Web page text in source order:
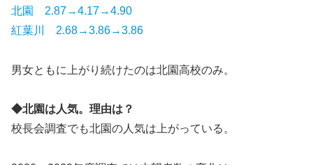
北園 2.87→4.17→4.90
紅葉川 2.68→3.86→3.86
男女ともに上がり続けたのは北園高校のみ。
◆北園は人気。理由は？
校長会調査でも北園の人気は上がっている。